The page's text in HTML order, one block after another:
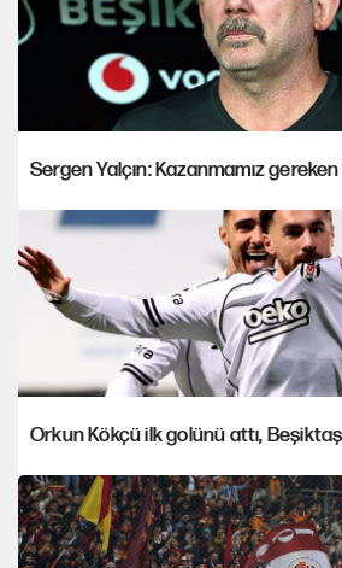
Sergen Yalçın: Kazanmamız
Orkun Kökçü ilk golünü attı,